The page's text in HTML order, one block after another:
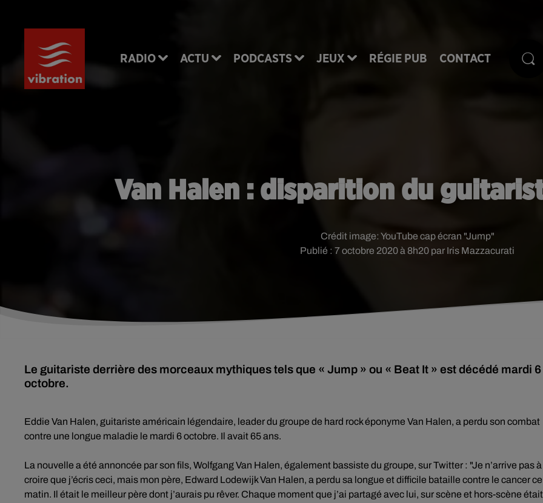
RADIO ACTU PODCASTS JEUX RÉGIE PUB CONTACT
Van Halen : disparition du
Publié : 7 octobre 2020 à 8h20 par Iris Mazzacurati
Crédit image: YouTube cap écran "Jump"
Le guitariste derrière des morceaux mythiques tels que « Jump » ou « Beat It » est décédé mardi 6
octobre.
Eddie Van Halen, guitariste américain légendaire, leader du groupe de hard rock éponyme Van Halen, a perdu son combat
contre une longue maladie le mardi 6 octobre. Il avait 65 ans.
La nouvelle a été annoncée par son fils, Wolfgang Van Halen, également bassiste du groupe, sur Twitter : "Je n’arrive pas à
croire que j’écris ceci, mais mon père, Edward Lodewijk Van Halen, a perdu sa longue et difficile bataille contre le cancer ce
matin. Il était le meilleur père dont j’aurais pu rêver. Chaque moment que j’ai partagé avec lui, sur scène et hors-scène était